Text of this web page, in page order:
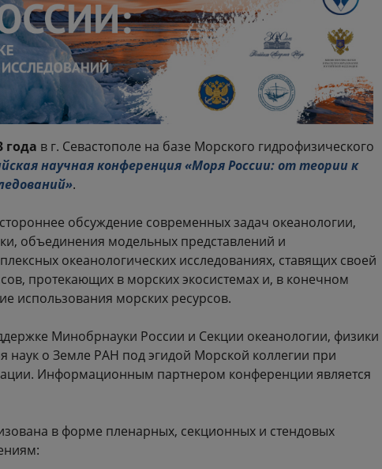
года в г. Севастополе на базе Морского гидрофизического
научная конференция «Моря России: от теории к
.
обсуждение современных задач океанологии,
объединения модельных представлений и
океанологических исследованиях, ставящих своей
протекающих в морских экосистемах и, в конечном
использования морских ресурсов.
Минобрнауки России и Секции океанологии, физики
наук о Земле РАН под эгидой Морской коллегии при
Информационным партнером конференции является
в форме пленарных, секционных и стендовых